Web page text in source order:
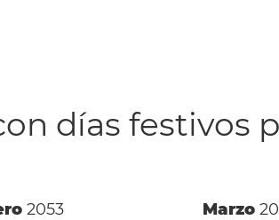
días festivos
2053 Marzo